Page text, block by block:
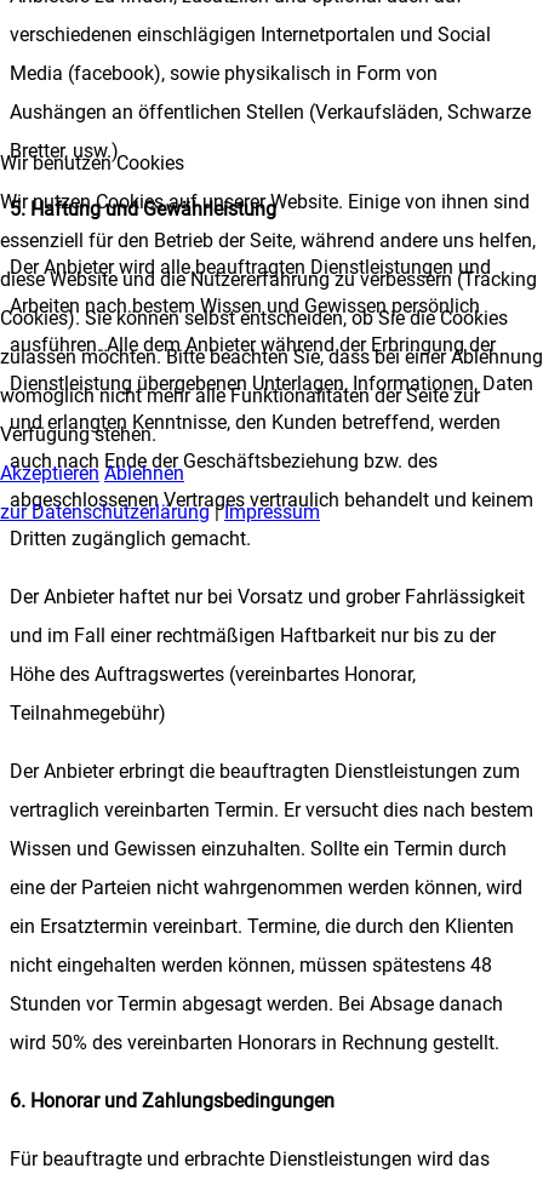
verschiedenen einschlägigen Internetportalen und Social
Media (facebook), sowie physikalisch in Form von
Aushängen an öffentlichen Stellen (Verkaufsläden, Schwarze
Bretter, usw.)
5. Haftung und Gewährleistung
Der Anbieter wird alle beauftragten Dienstleistungen und
Arbeiten nach bestem Wissen und Gewissen persönlich
ausführen. Alle dem Anbieter während der Erbringung der
Dienstleistung übergebenen Unterlagen, Informationen, Daten
und erlangten Kenntnisse, den Kunden betreffend, werden
auch nach Ende der Geschäftsbeziehung bzw. des
abgeschlossenen Vertrages vertraulich behandelt und keinem
Dritten zugänglich gemacht.
Der Anbieter haftet nur bei Vorsatz und grober Fahrlässigkeit
und im Fall einer rechtmäßigen Haftbarkeit nur bis zu der
Höhe des Auftragswertes (vereinbartes Honorar,
Teilnahmegebühr)
Der Anbieter erbringt die beauftragten Dienstleistungen zum
vertraglich vereinbarten Termin. Er versucht dies nach bestem
Wissen und Gewissen einzuhalten. Sollte ein Termin durch
eine der Parteien nicht wahrgenommen werden können, wird
ein Ersatztermin vereinbart. Termine, die durch den Klienten
nicht eingehalten werden können, müssen spätestens 48
Stunden vor Termin abgesagt werden. Bei Absage danach
wird 50% des vereinbarten Honorars in Rechnung gestellt.
6. Honorar und Zahlungsbedingungen
Für beauftragte und erbrachte Dienstleistungen wird das
Wir benutzen Cookies
Wir nutzen Cookies auf unserer Website. Einige von ihnen sind
essenziell für den Betrieb der Seite, während andere uns helfen,
diese Website und die Nutzererfahrung zu verbessern (Tracking
Cookies). Sie können selbst entscheiden, ob Sie die Cookies
zulassen möchten. Bitte beachten Sie, dass bei einer Ablehnung
womöglich nicht mehr alle Funktionalitäten der Seite zur
Verfügung stehen.
Akzeptieren Ablehnen
zur Datenschutzerlärung|Impressum